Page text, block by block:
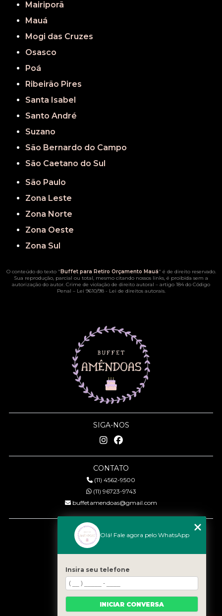
Mairiporã
Mauá
Mogi das Cruzes
Osasco
Poá
Ribeirão Pires
Santa Isabel
Santo André
Suzano
São Bernardo do Campo
São Caetano do Sul
São Paulo
Zona Leste
Zona Norte
Zona Oeste
Zona Sul
O conteúdo do texto "Buffet para Retiro Orçamento Mauá" é de direito reservado.
Sua reprodução, parcial ou total, mesmo citando nossos links, é proibida sem a
autorização do autor. Crime de violação de direito autoral – artigo 184 do Código
Penal – Lei 9610/98 - Lei de direitos autorais.
SIGA-NOS
CONTATO
(11) 4562-9500
(11) 96723-9743
buffetamendoas@gmail.com
MENU
Quem somos
Serviços
Eventos
Gastronomia
Contato
Olá! Fale agora pelo WhatsApp
Insira seu telefone
INICIAR CONVERSA